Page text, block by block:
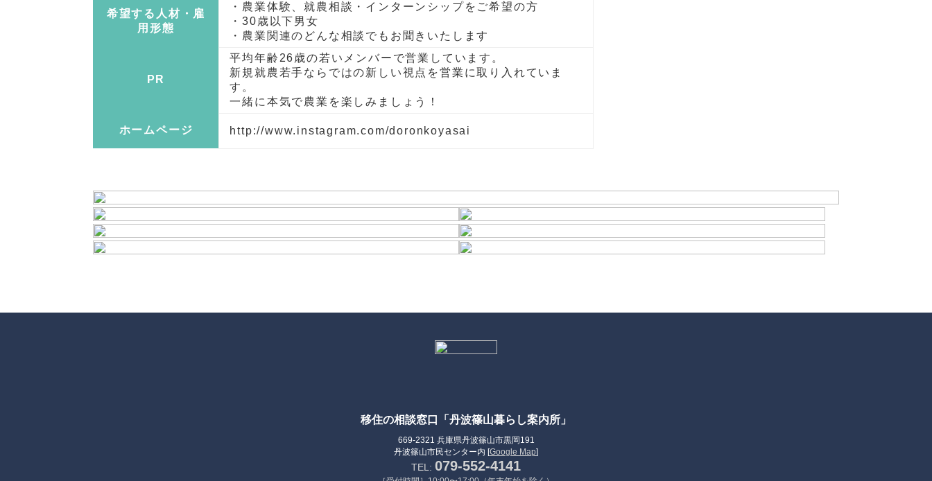
希望する人材・雇
用形態
・農業体験、就農相談・インターンシップをご希望の方
・30歳以下男女
・農業関連のどんな相談でもお聞きいたします
PR
平均年齢26歳の若いメンバーで営業しています。
新規就農若手ならではの新しい視点を営業に取り入れていま
す。
一緒に本気で農業を楽しみましょう！
ホームページ http://www.instagram.com/doronkoyasai
移住の相談窓口「丹波篠山暮らし案内所」
669-2321 兵庫県丹波篠山市黒岡191
丹波篠山市民センター内 [Google Map]
TEL: 079-552-4141